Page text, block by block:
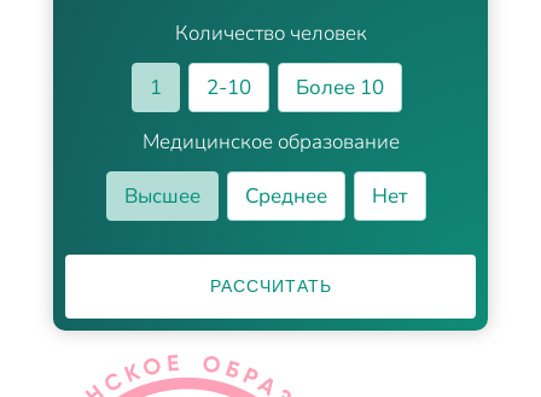
Количество человек
1
2-10
Более 10
Медицинское образование
Высшее
Среднее Нет
РАССЧИТАТЬ